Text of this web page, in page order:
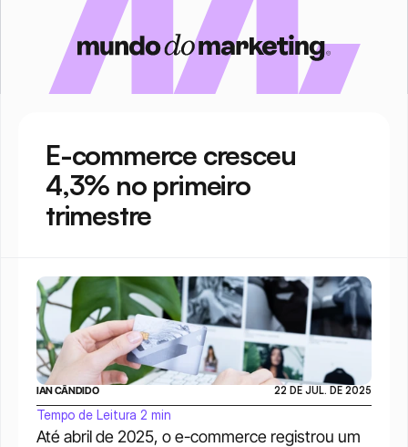
E-commerce cresceu
4,3% no primeiro
trimestre
Até abril de 2025, o e-commerce registrou um
IAN CÂNDIDO 22 DE JUL. DE 2025
Tempo de Leitura 2 min